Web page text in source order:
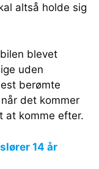
altså holde sig
blevet
uden
berømte
det kommer
at komme efter.
14 år